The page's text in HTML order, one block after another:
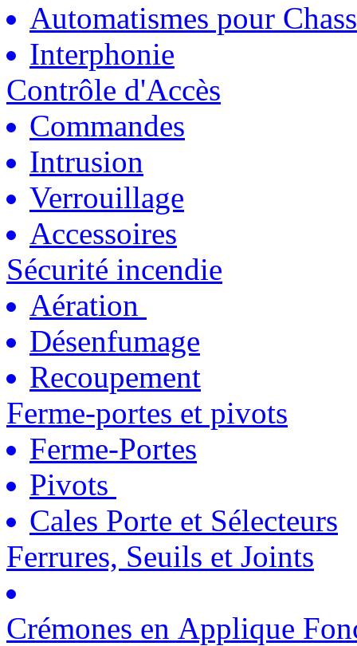
Automatismes pour
Interphonie
Contrôle d'Accès
Commandes
Intrusion
Verrouillage
Accessoires
Sécurité incendie
Aération
Désenfumage
Recoupement
Ferme-portes et pivots
Ferme-Portes
Pivots
Cales Porte et Sélecteurs
Ferrures, Seuils et Joints
Crémones en Applique